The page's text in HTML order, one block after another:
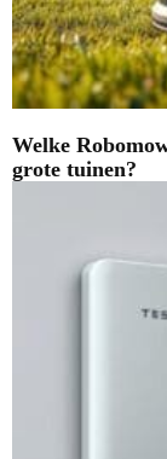
Welke
grote tuinen?